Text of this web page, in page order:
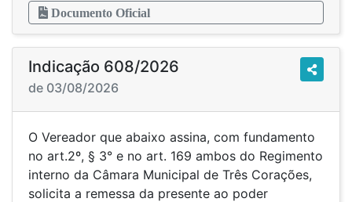
Documento Oficial
Indicação 608/2026
de 03/08/2026
O Vereador que abaixo assina, com fundamento
no art.2º, § 3° e no art. 169 ambos do Regimento
interno da Câmara Municipal de Três Corações,
solicita a remessa da presente ao poder